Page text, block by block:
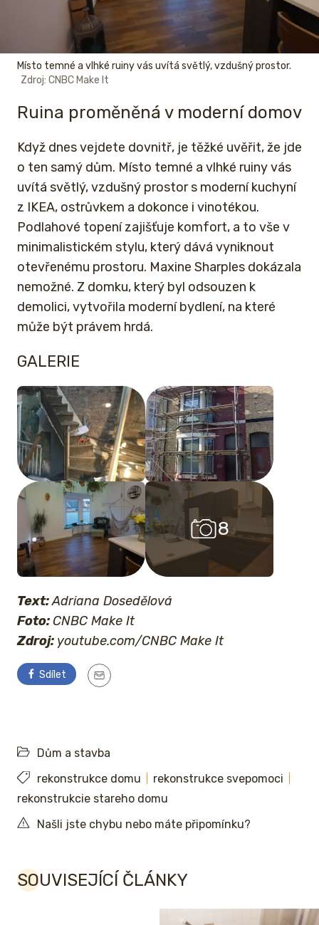
Místo temné a vlhké ruiny vás uvítá světlý, vzdušný prostor.
Zdroj: CNBC Make It
Ruina proměněná v moderní domov
Když dnes vejdete dovnitř, je těžké uvěřit, že jde
o ten samý dům. Místo temné a vlhké ruiny vás
uvítá světlý, vzdušný prostor s moderní kuchyní
z IKEA, ostrůvkem a dokonce i vinotékou.
Podlahové topení zajišťuje komfort, a to vše v
minimalistickém stylu, který dává vyniknout
otevřenému prostoru. Maxine Sharples dokázala
nemožné. Z domku, který byl odsouzen k
demolici, vytvořila moderní bydlení, na které
může být právem hrdá.
GALERIE
8
Text:Adriana Dosedělová
Foto:CNBC Make It
Zdroj: youtube.com/CNBC Make It
Sdílet
Dům a stavba
rekonstrukce domu
rekonstrukce svepomoci
rekonstrukcie stareho domu
Našli jste chybu nebo máte připomínku?
SOUVISEJÍCÍ ČLÁNKY